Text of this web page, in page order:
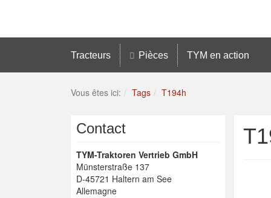
Tracteurs Pièces TYM en action
Vous êtes ici: Tags T194h
Contact
TYM-Traktoren Vertrieb GmbH
Münsterstraße 137
D-45721 Haltern am See
Allemagne